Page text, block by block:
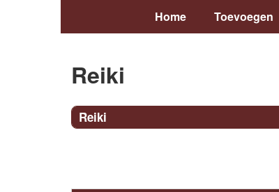
Home Toevoegen
Reiki
Reiki